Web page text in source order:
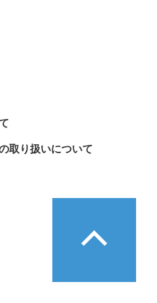
取り扱いについて